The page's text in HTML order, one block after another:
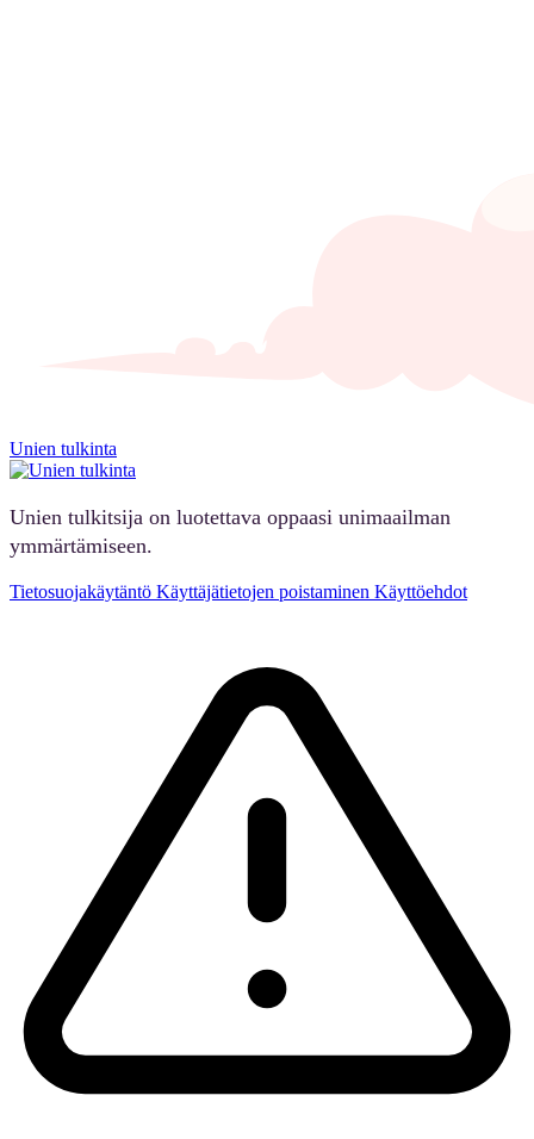
Unien tulkinta
Unien tulkitsija on luotettava oppaasi unimaailman
ymmärtämiseen.
Tietosuojakäytäntö Käyttäjätietojen poistaminen Käyttöehdot